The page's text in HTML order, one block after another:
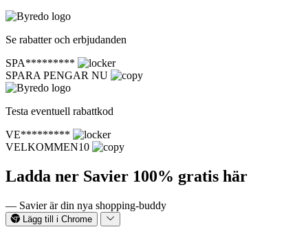
Se rabatter och erbjudanden
SPA*********
SPARA PENGAR NU
Testa eventuell rabattkod
VE*********
VELKOMMEN10
Ladda ner Savier 100% gratis här
— Savier är din nya shopping-buddy
Lägg till i Chrome